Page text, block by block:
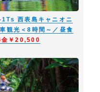
おける取引に関する責任者で
にご不明な点がございました
。
は石垣島イーグル観光、竹富
1Ts 西表島キャニオニ
観光＜8時間～／昼食
金￥20,500